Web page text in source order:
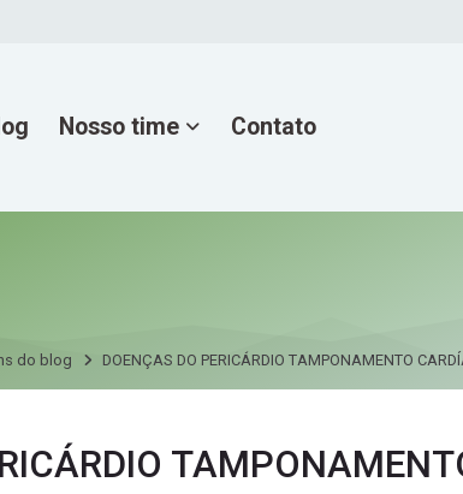
Nosso time Contato
do blog DOENÇAS DO PERICÁRDIO TAMPONAMENTO
Pereira